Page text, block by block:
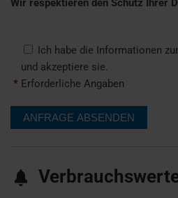
Wir respektieren den Schutz Ihrer
Ich habe die Informationen
und akzeptiere sie.
* Erforderliche Angaben